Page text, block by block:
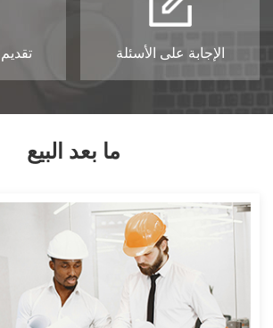
الإجابة على الأسئلة
ما بعد البيع